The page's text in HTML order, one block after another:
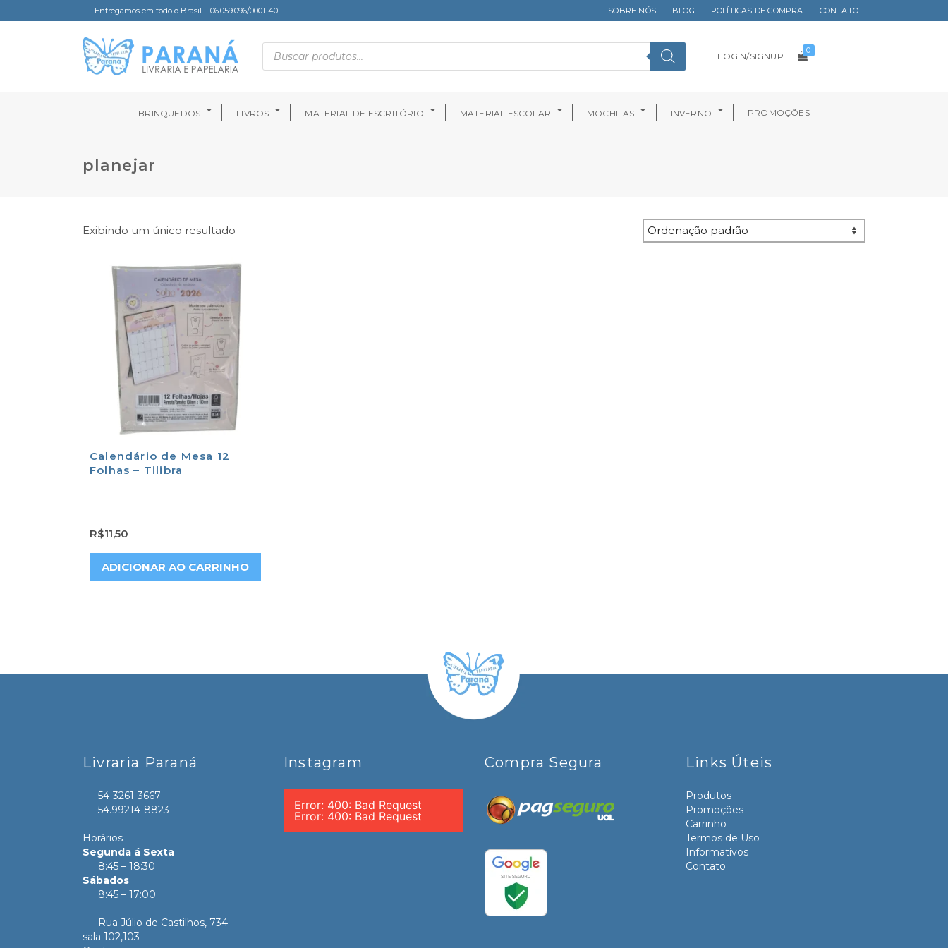
Entregamos em todo o Brasil – 06.059.096/0001-40 SOBRE NÓS BLOG POLÍTICAS DE COMPRA CONTATO
LOGIN/SIGNUP
0
BRINQUEDOS LIVROS MATERIAL DE ESCRITÓRIO MATERIAL ESCOLAR MOCHILAS INVERNO PROMOÇÕES
planejar
Exibindo um único resultado
Calendário de Mesa 12
Folhas – Tilibra
R$11,50
ADICIONAR AO CARRINHO
Livraria Paraná
54-3261-3667
54.99214-8823
Horários
Segunda á Sexta
8:45 – 18:30
Sábados
8:45 – 17:00
Rua Júlio de Castilhos, 734
sala 102,103
Instagram
Error: 400: Bad Request
Error: 400: Bad Request
Compra Segura Links Úteis
Produtos
Promoções
Carrinho
Termos de Uso
Informativos
Contato